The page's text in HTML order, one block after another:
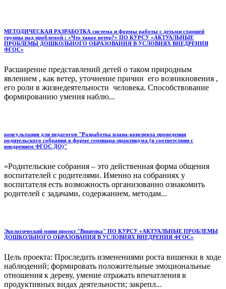
МЕТОДИЧЕСКАЯ РАЗРАБОТКА система и формы работы с детьми старшей
группы над проблемой : «Что такое ветер?» ПО КУРСУ «АКТУАЛЬНЫЕ
ПРОБЛЕМЫ ДОШКОЛЬНОГО ОБРАЗОВАНИЯ В УСЛОВИЯХ ВНЕДРЕНИЯ
ФГОС»
Расширение представлений детей о таком природным
явлением , как ветер, уточнение причин его возникновения ,
его роли в жизнедеятельности человека. Способствование
формированию умения наблю...
консультация для педагогов "Разработка плана-конспекта проведения
родительского собрания в форме семинара-практикума (в соответствии с
внедрением ФГОС ДО)"
«Родительские собрания – это действенная форма общения
воспитателей с родителями. Именно на собраниях у
воспитателя есть возможность организованно ознакомить
родителей с задачами, содержанием, методам...
Экологический мини проект "Вишенка" ПО КУРСУ «АКТУАЛЬНЫЕ ПРОБЛЕМЫ
ДОШКОЛЬНОГО ОБРАЗОВАНИЯ В УСЛОВИЯХ ВНЕДРЕНИЯ ФГОС»
Цель проекта: Проследить изменениями роста вишенки в ходе
наблюдений; формировать положительные эмоциональные
отношения к дереву, умение отражать впечатления в
продуктивных видах деятельности; закрепл...